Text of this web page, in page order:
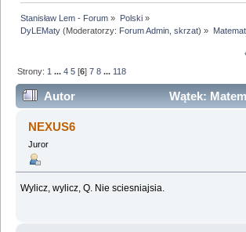
Stanisław Lem - Forum » Polski»
DyLEMaty (Moderatorzy: Forum Admin ,skrzat) »
Strony: 1 ...4 5 [6]7 8 ... 118
Autor
Wątek:
nauk ;) (Przeczytany 1968744 razy)
NEXUS6
Juror
Wylicz, wylicz, Q. Nie sciesniajsia.